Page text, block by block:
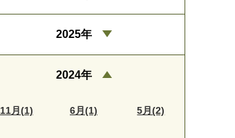
2025年
2024年
11月(1) 6月(1) 5月(2)